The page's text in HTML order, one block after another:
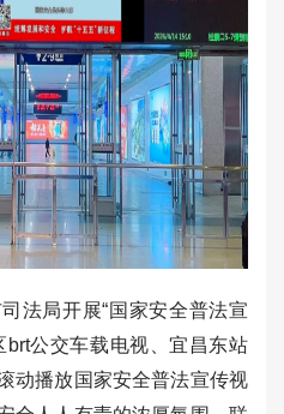
局开展“国家安全普法宣
brt公交车载电视、宜昌东站
动播放国家安全普法宣传视